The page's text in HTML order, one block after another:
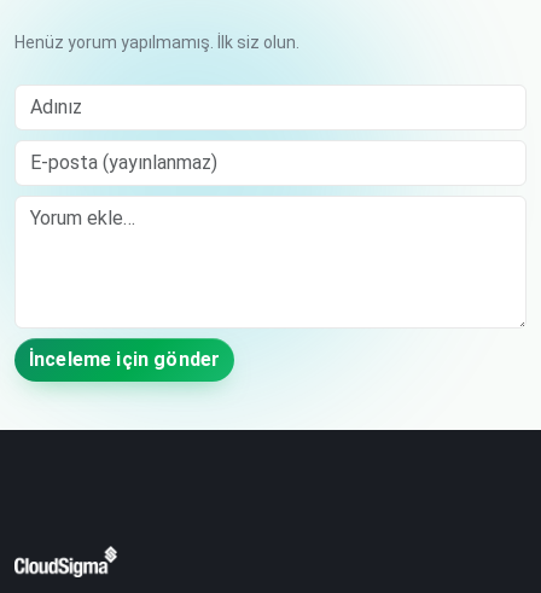
Henüz yorum yapılmamış. İlk siz olun.
Adınız
E-posta (yayınlanmaz)
Comment
İnceleme için gönder